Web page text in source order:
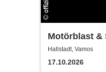
Motörblast &
Hallstadt, Vamos
17.10.2026